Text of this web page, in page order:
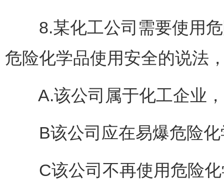
8.某化工公司需要使用危
危险化学品使用安全的说法
A.该公司属于化工企业，
B该公司应在易爆危险化
C该公司不再使用危险化